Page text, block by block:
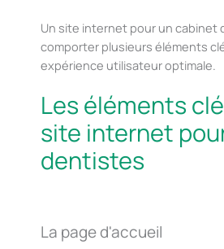
Un site internet pour un cabinet
comporter plusieurs éléments
expérience utilisateur optimale.
Les éléments
site internet
dentistes
La page d'accueil